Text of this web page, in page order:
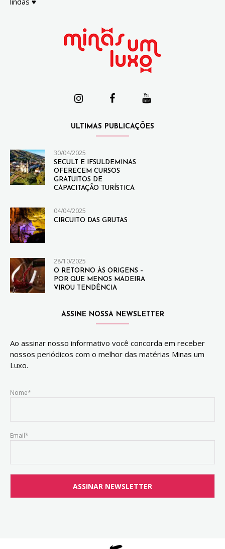
ULTIMAS PUBLICAÇÕES
30/04/2025
SECULT E IFSULDEMINAS
OFERECEM CURSOS
GRATUITOS DE
CAPACITAÇÃO TURÍSTICA
04/04/2025
CIRCUITO DAS GRUTAS
28/10/2025
O RETORNO ÀS ORIGENS –
POR QUE MENOS MADEIRA
VIROU TENDÊNCIA
ASSINE NOSSA NEWSLETTER
Ao assinar nosso informativo você concorda em receber
nossos periódicos com o melhor das matérias Minas um
Luxo.
Nome*
Email*